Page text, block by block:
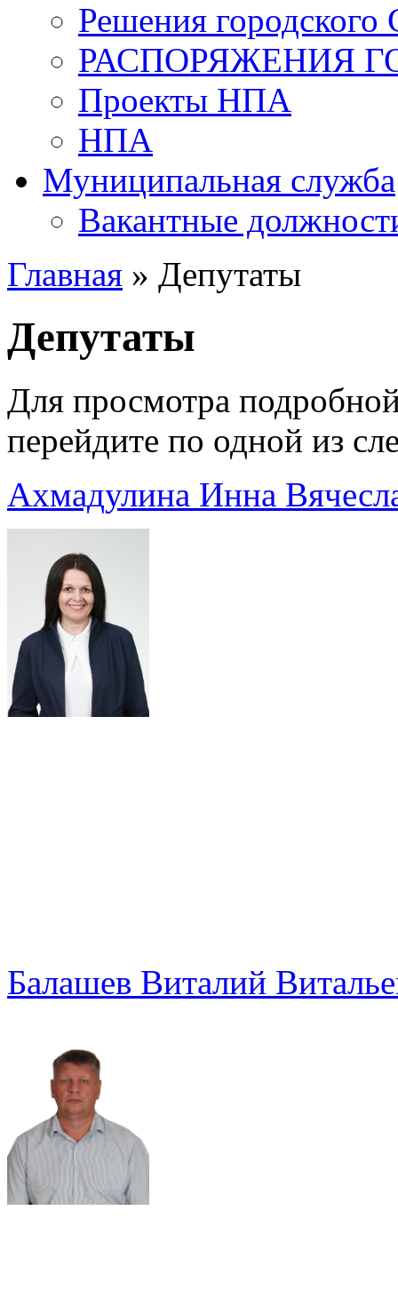
Решения городского
РАСПОРЯЖЕНИЯ
Проекты НПА
НПА
Муниципальная служба
Вакантные
Главная » Депутаты
Депутаты
Для просмотра
перейдите по одной из
Ахмадулина Инна
Балашев Виталий